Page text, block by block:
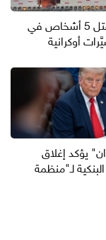
روسيا: مقتل 5 أشخاص في
أوكرانية
يؤكد إغلاق
لـ"منظمة